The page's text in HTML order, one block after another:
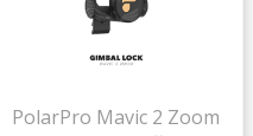
PolarPro Mavic 2 Zoom